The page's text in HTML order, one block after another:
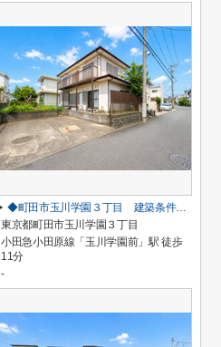
◆町田市玉川学園３丁目 建築条件なし売地◆
東京都町田市玉川学園３丁目
小田急小田原線「玉川学園前」駅 徒歩
11分
-